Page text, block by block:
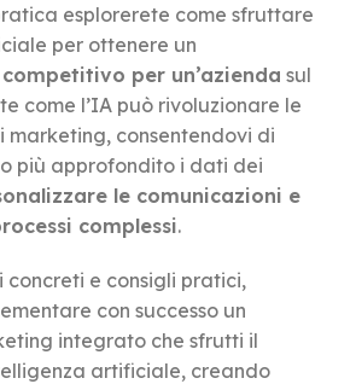
esplorerete come sfruttare
per ottenere un
per un’azienda sul
come l’IA può rivoluzionare le
marketing, consentendovi di
più approfondito i dati dei
le comunicazioni e
complessi.
concreti e consigli pratici,
con successo un
integrato che sfrutti il
artificiale, creando